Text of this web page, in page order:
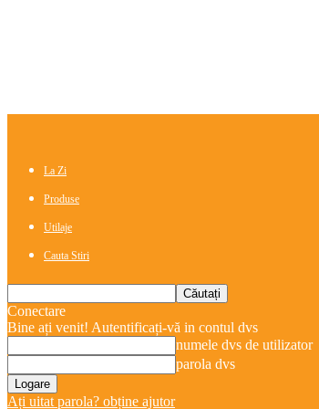
La Zi
Produse
Utilaje
Cauta Stiri
Conectare
Bine ați venit! Autentificați-vă in contul dvs
numele dvs de utilizator
parola dvs
Ați uitat parola? obține ajutor